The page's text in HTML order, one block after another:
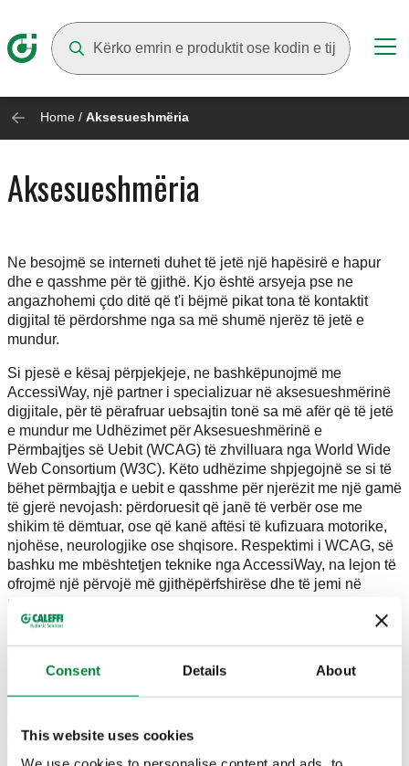
Consent Details About
This website uses cookies
Home / Aksesueshmëria
Aksesueshmëria
Ne besojmë se interneti duhet të jetë një hapësirë e hapur
dhe e qasshme për të gjithë. Kjo është arsyeja pse ne
angazhohemi çdo ditë që t'i bëjmë pikat tona të kontaktit
digjital të përdorshme nga sa më shumë njerëz të jetë e
mundur.
Si pjesë e kësaj përpjekjeje, ne bashkëpunojmë me
AccessiWay, një partner i specializuar në aksesueshmërinë
digjitale, për të përafruar uebsajtin tonë sa më afër që të jetë
e mundur me Udhëzimet për Aksesueshmërinë e
Përmbajtjes së Uebit (WCAG) të zhvilluara nga World Wide
Web Consortium (W3C). Këto udhëzime shpjegojnë se si të
bëhet përmbajtja e uebit e qasshme për njerëzit me një gamë
të gjerë nevojash: përdoruesit që janë të verbër ose me
shikim të dëmtuar, ose që kanë aftësi të kufizuara motorike,
njohëse, neurologjike ose shqisore. Respektimi i WCAG, së
bashku me mbështetjen teknike nga AccessiWay, na lejon të
ofrojmë një përvojë më gjithëpërfshirëse dhe të jemi në
përputhje me rregulloret aktuale.
Shënime, komente dhe reagime
Pavarësisht përpjekjeve tona, disa faqe ose seksione mund
duke u përditësuar ose përkohësisht mund t'u mungojë një
zgjidhje adekuate teknologjike. Sidoqoftë, ne vazhdojmë të